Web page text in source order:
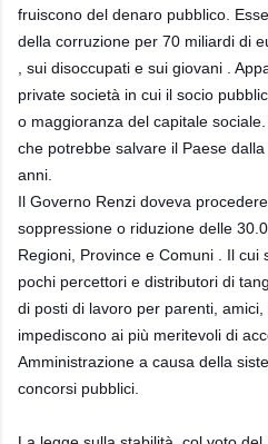
fruiscono del denaro pubblico.
della corruzione per 70 miliardi di
, sui disoccupati e sui giovani .
private società in cui il socio
o maggioranza del capitale
che potrebbe salvare il Paese
anni.
Il Governo Renzi doveva
soppressione o riduzione delle
Regioni, Province e Comuni . Il cui
pochi percettori e distributori di
di posti di lavoro per parenti,
impediscono ai più meritevoli di
Amministrazione a causa della
concorsi pubblici.